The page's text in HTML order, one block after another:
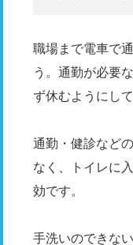
職場まで電車で
う。通勤が必要
ず休むようにし
通勤・健診など
なく、トイレに
効です。
手洗いのできな